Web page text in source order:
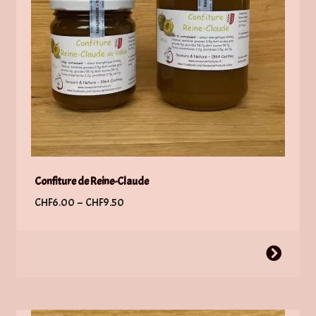
Confiture de Reine-Claude
CHF6.00 – CHF9.50Plage
plusieurs